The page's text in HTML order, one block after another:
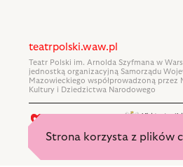
Strona korzysta z plików
teatrpolski.waw.pl
Teatr Polski im. Arnolda Szyfmana w
jednostką organizacyjną Samorządu
Mazowieckiego współprowadzoną przez
Kultury i Dziedzictwa Narodowego